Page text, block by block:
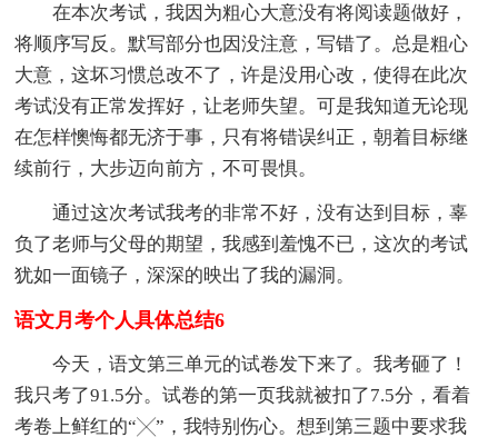
在本次考试，我因为粗心大意没有将阅读题做好，
将顺序写反。默写部分也因没注意，写错了。总是粗心
大意，这坏习惯总改不了，许是没用心改，使得在此次
考试没有正常发挥好，让老师失望。可是我知道无论现
在怎样懊悔都无济于事，只有将错误纠正，朝着目标继
续前行，大步迈向前方，不可畏惧。
通过这次考试我考的非常不好，没有达到目标，辜
负了老师与父母的期望，我感到羞愧不已，这次的考试
犹如一面镜子，深深的映出了我的漏洞。
语文月考个人具体总结6
今天，语文第三单元的试卷发下来了。我考砸了！
我只考了91.5分。试卷的第一页我就被扣了7.5分，看着
考卷上鲜红的“╳”，我特别伤心。想到第三题中要求我